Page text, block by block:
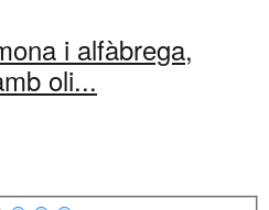
i alfàbrega,
oli...